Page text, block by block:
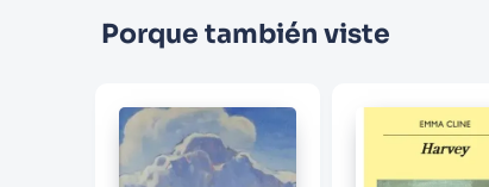
Porque también viste